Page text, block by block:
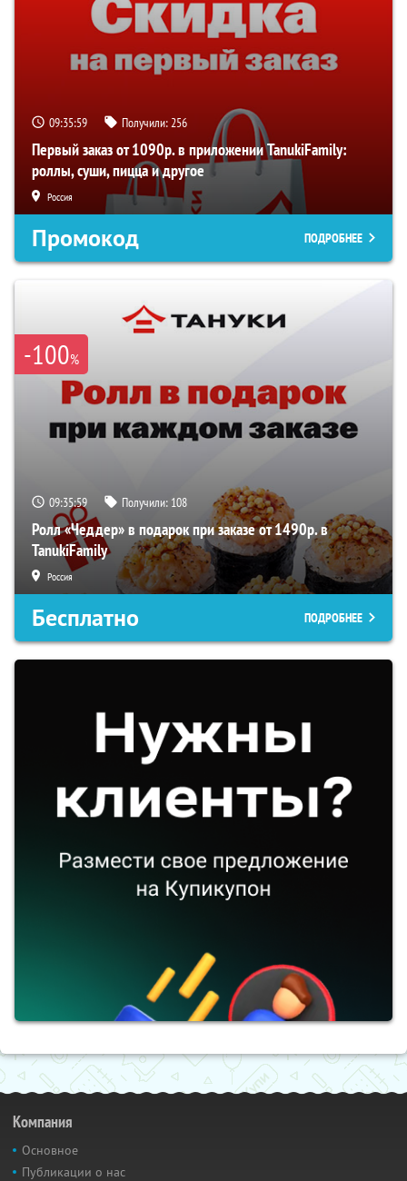
09:35:58 Получили:256
Первый заказ от 1090р. в приложении TanukiFamily:
роллы, суши, пицца и другое
Россия
Промокод ПОДРОБНЕЕ
-100%
09:35:58 Получили: 108
Ролл «Чеддер» в подарок при заказе от 1490р. в
TanukiFamily
Россия
Бесплатно ПОДРОБНЕЕ
Компания
Основное
Публикации о нас